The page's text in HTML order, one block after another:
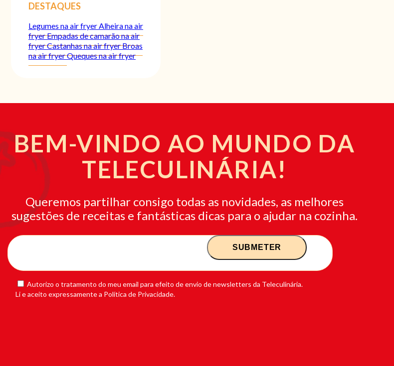
DESTAQUES
Legumes na air fryerAlheira na air
fryerEmpadas de camarão na air
fryerCastanhas na air fryerBroas
na air fryerQueques na air fryer
BEM-VINDO AO MUNDO DA
TELECULINÁRIA!
Queremos partilhar consigo todas as novidades, as melhores
sugestões de receitas e fantásticas dicas para o ajudar na cozinha.
Autorizo o tratamento do meu email para efeito de envio de newsletters da Teleculinária.
Li e aceito expressamente a Política de Privacidade.